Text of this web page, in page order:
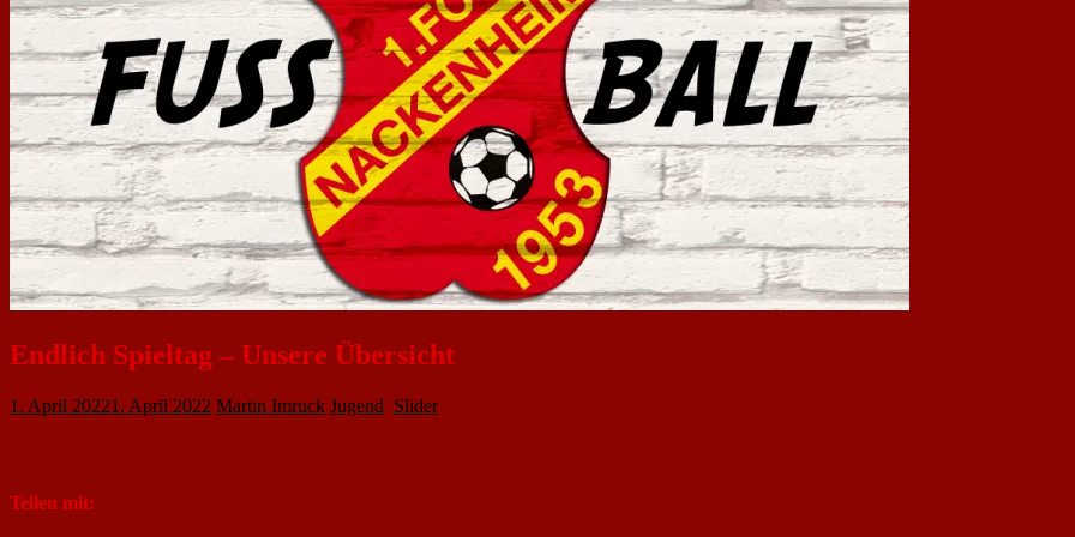
Endlich Spieltag – Unsere Übersicht
1. April 20221. April 2022 Martin Imruck Jugend Slider
Teilen mit: